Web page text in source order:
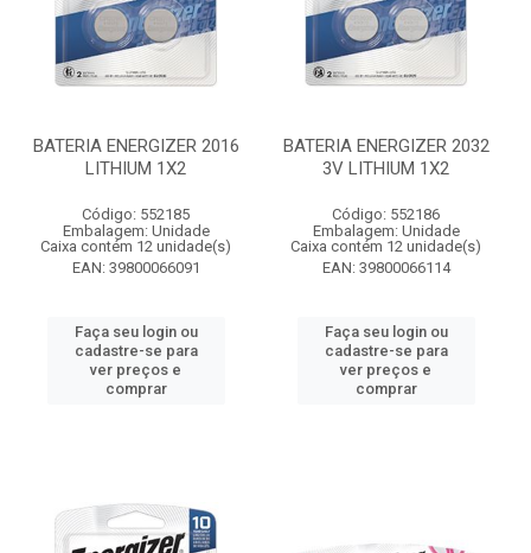
BATERIA ENERGIZER 2016
LITHIUM 1X2
Código: 552185
Embalagem: Unidade
Caixa contém 12 unidade(s)
EAN: 39800066091
Faça seu login ou
cadastre-se para
ver preços e
comprar
BATERIA ENERGIZER 2032
3V LITHIUM 1X2
Código: 552186
Embalagem: Unidade
Caixa contém 12 unidade(s)
EAN: 39800066114
Faça seu login ou
cadastre-se para
ver preços e
comprar